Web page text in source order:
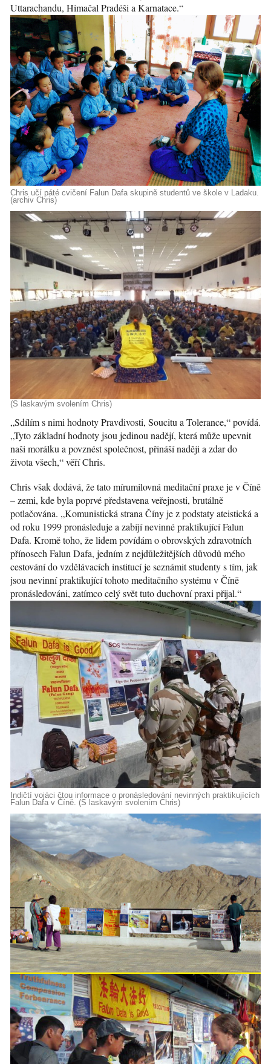
Uttarachandu, Himačal Pradéši a Karnatace.“
Chris učí páté cvičení Falun Dafa skupině studentů ve škole v Ladaku.
(archiv Chris)
(S laskavým svolením Chris)
„Sdílím s nimi hodnoty Pravdivosti, Soucitu a Tolerance,“ povídá.
„Tyto základní hodnoty jsou jedinou nadějí, která může upevnit
naši morálku a povznést společnost, přináší naději a zdar do
života všech,“ věří Chris.
Chris však dodává, že tato mírumilovná meditační praxe je v Číně
– zemi, kde byla poprvé představena veřejnosti, brutálně
potlačována. „Komunistická strana Číny je z podstaty ateistická a
od roku 1999 pronásleduje a zabíjí nevinné praktikující Falun
Dafa. Kromě toho, že lidem povídám o obrovských zdravotních
přínosech Falun Dafa, jedním z nejdůležitějších důvodů mého
cestování do vzdělávacích institucí je seznámit studenty s tím, jak
jsou nevinní praktikující tohoto meditačního systému v Číně
pronásledováni, zatímco celý svět tuto duchovní praxi přijal.“
Indičtí vojáci čtou informace o pronásledování nevinných praktikujících
Falun Dafa v Číně. (S laskavým svolením Chris)